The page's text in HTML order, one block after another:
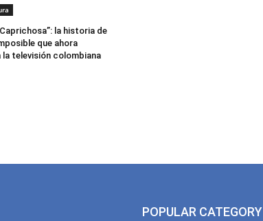
la historia de
que ahora
televisión colombiana
POPULAR CATEGORY